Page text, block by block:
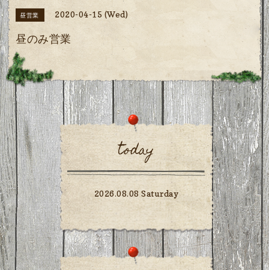
昼営業 2020-04-15 (Wed)
昼のみ営業
today
2026.08.08 Saturday